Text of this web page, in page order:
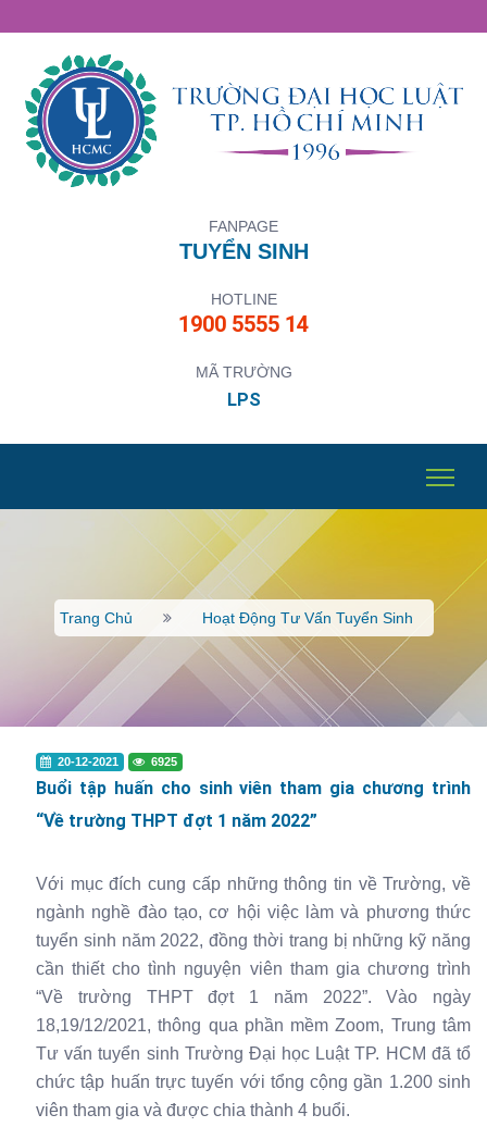
FANPAGE
TUYỂN SINH
HOTLINE
1900 5555 14
MÃ TRƯỜNG
LPS
Trang Chủ Hoạt Động Tư Vấn Tuyển Sinh
20-12-2021 6925
Buổi tập huấn cho sinh viên tham gia chương trình
“Về trường THPT đợt 1 năm 2022”
Với mục đích cung cấp những thông tin về Trường, về
ngành nghề đào tạo, cơ hội việc làm và phương thức
tuyển sinh năm 2022, đồng thời trang bị những kỹ năng
cần thiết cho tình nguyện viên tham gia chương trình
“Về trường THPT đợt 1 năm 2022”. Vào ngày
18,19/12/2021, thông qua phần mềm Zoom, Trung tâm
Tư vấn tuyển sinh Trường Đại học Luật TP. HCM đã tổ
chức tập huấn trực tuyến với tổng cộng gần 1.200 sinh
viên tham gia và được chia thành 4 buổi.